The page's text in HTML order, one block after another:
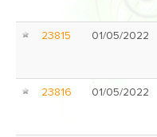
23815 01/05/2022
23816 01/05/2022